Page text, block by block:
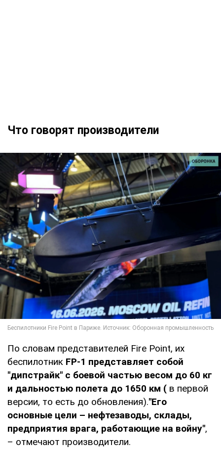
Что говорят производители
По словам представителей Fire Point, их
беспилотник FP-1 представляет собой
"дипстрайк" с боевой частью весом до 60 кг
и дальностью полета до 1650 км ( в первой
версии, то есть до обновления)."Его
основные цели – нефтезаводы, склады,
предприятия врага, работающие на войну",
– отмечают производители.